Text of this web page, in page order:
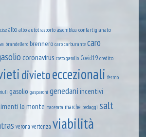
albo albo autotrasporto assemblea confartigianato
brandellero brennero caro carburante caro
coronavirus costo gasolio Covid19credito
divietoeccezionali fermo
gasolio gasparoni genedani incentivi
lo monte macerata marche pedaggi salt
verona vertenza viabilità